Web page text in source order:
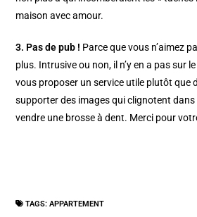
maison avec amour.
3. Pas de pub ! Parce que vous n’aimez
plus. Intrusive ou non, il n’y en a pas sur
vous proposer un service utile plutôt que
supporter des images qui clignotent
vendre une brosse à dent. Merci pour
TAGS:APPARTEMENT